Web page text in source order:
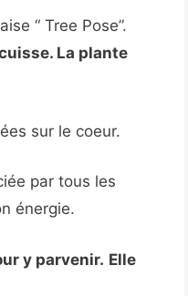
“ Tree Pose”.
La plante
sur le coeur.
par tous les
énergie.
y parvenir. Elle